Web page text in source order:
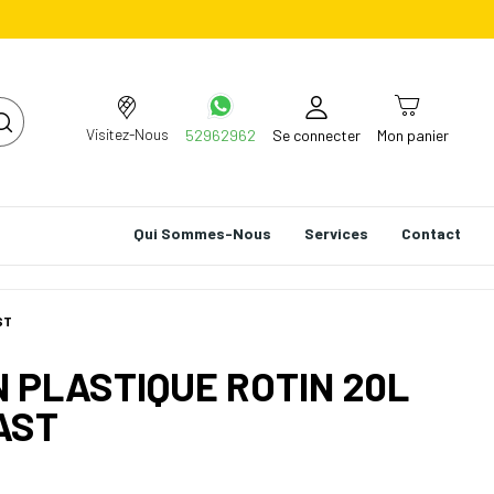
Visitez-Nous 52962962 Se connecter Mon panier
Qui Sommes-Nous Services Contact
PLASTIQUE ROTIN 20L